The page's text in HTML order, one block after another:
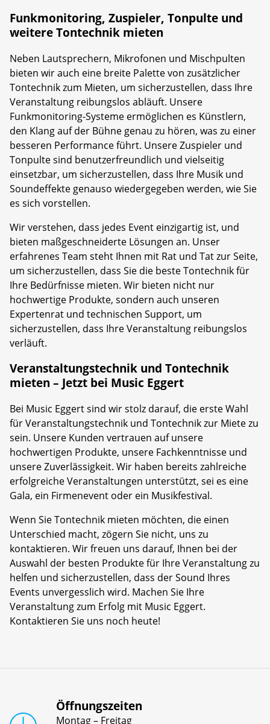
Funkmonitoring, Zuspieler, Tonpulte und
weitere Tontechnik mieten
Neben Lautsprechern, Mikrofonen und Mischpulten
bieten wir auch eine breite Palette von zusätzlicher
Tontechnik zum Mieten, um sicherzustellen, dass Ihre
Veranstaltung reibungslos abläuft. Unsere
Funkmonitoring-Systeme ermöglichen es Künstlern,
den Klang auf der Bühne genau zu hören, was zu einer
besseren Performance führt. Unsere Zuspieler und
Tonpulte sind benutzerfreundlich und vielseitig
einsetzbar, um sicherzustellen, dass Ihre Musik und
Soundeffekte genauso wiedergegeben werden, wie Sie
es sich vorstellen.
Wir verstehen, dass jedes Event einzigartig ist, und
bieten maßgeschneiderte Lösungen an. Unser
erfahrenes Team steht Ihnen mit Rat und Tat zur Seite,
um sicherzustellen, dass Sie die beste Tontechnik für
Ihre Bedürfnisse mieten. Wir bieten nicht nur
hochwertige Produkte, sondern auch unseren
Expertenrat und technischen Support, um
sicherzustellen, dass Ihre Veranstaltung reibungslos
verläuft.
Veranstaltungstechnik und Tontechnik
mieten – Jetzt bei Music Eggert
Bei Music Eggert sind wir stolz darauf, die erste Wahl
für Veranstaltungstechnik und Tontechnik zur Miete zu
sein. Unsere Kunden vertrauen auf unsere
hochwertigen Produkte, unsere Fachkenntnisse und
unsere Zuverlässigkeit. Wir haben bereits zahlreiche
erfolgreiche Veranstaltungen unterstützt, sei es eine
Gala, ein Firmenevent oder ein Musikfestival.
Wenn Sie Tontechnik mieten möchten, die einen
Unterschied macht, zögern Sie nicht, uns zu
kontaktieren. Wir freuen uns darauf, Ihnen bei der
Auswahl der besten Produkte für Ihre Veranstaltung zu
helfen und sicherzustellen, dass der Sound Ihres
Events unvergesslich wird. Machen Sie Ihre
Veranstaltung zum Erfolg mit Music Eggert.
Kontaktieren Sie uns noch heute!
Öffnungszeiten
Montag – Freitag